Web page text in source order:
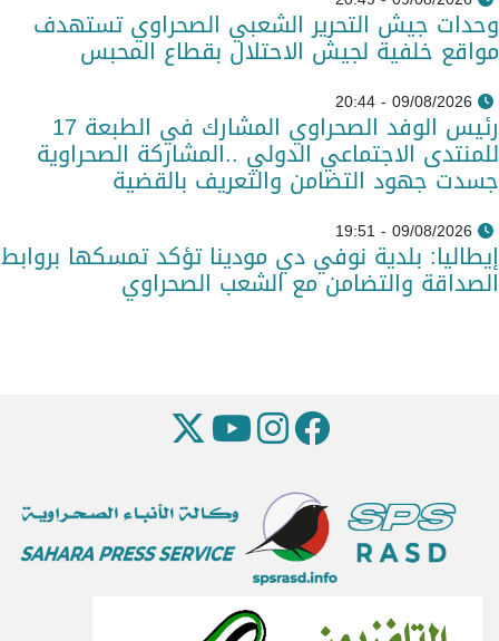
وحدات جيش التحرير الشعبي الصحراوي تستهدف
مواقع خلفية لجيش الاحتلال بقطاع المحبس
09/08/2026 - 20:44
رئيس الوفد الصحراوي المشارك في الطبعة 17
للمنتدى الاجتماعي الدولي ..المشاركة الصحراوية
جسدت جهود التضامن والتعريف بالقضية
09/08/2026 - 19:51
إيطاليا: بلدية نوفي دي مودينا تؤكد تمسكها بروابط
الصداقة والتضامن مع الشعب الصحراوي